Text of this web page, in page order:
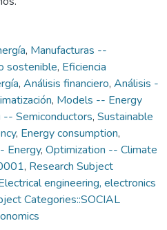
, Manufacturas --
sostenible, Eficiencia
, Análisis financiero, Análisis -
, Models -- Energy
-- Semiconductors, Sustainable
, Energy consumption,
Energy, Optimization -- Climate
, Research Subject
engineering, electronics
Categories::SOCIAL